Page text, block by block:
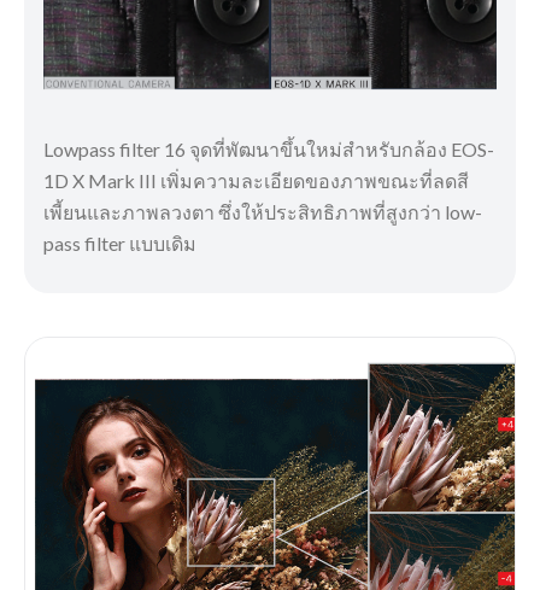
Lowpass filter 16 จุดที่พัฒนาขึ้นใหม่สำหรับกล้อง EOS-
1D X Mark III เพิ่มความละเอียดของภาพขณะที่ลดสี
เพี้ยนและภาพลวงตา ซึ่งให้ประสิทธิภาพที่สูงกว่า low-
pass filter แบบเดิม